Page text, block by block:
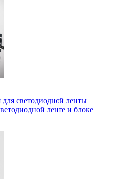
светодиодной ленты
ленте и блоке